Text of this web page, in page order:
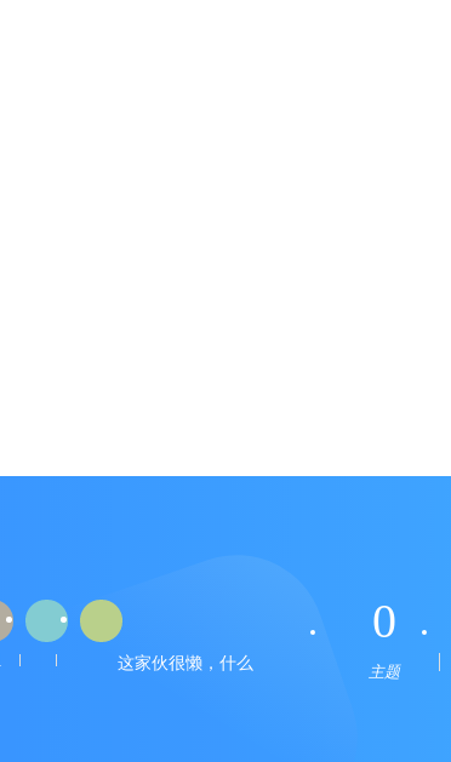
这家伙很懒，什么
0
主题